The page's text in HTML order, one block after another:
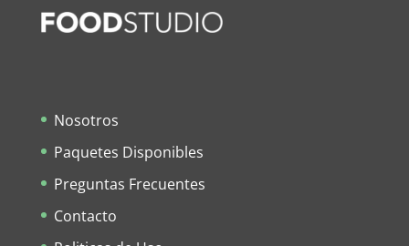
Nosotros
Paquetes Disponibles
Preguntas Frecuentes
Contacto